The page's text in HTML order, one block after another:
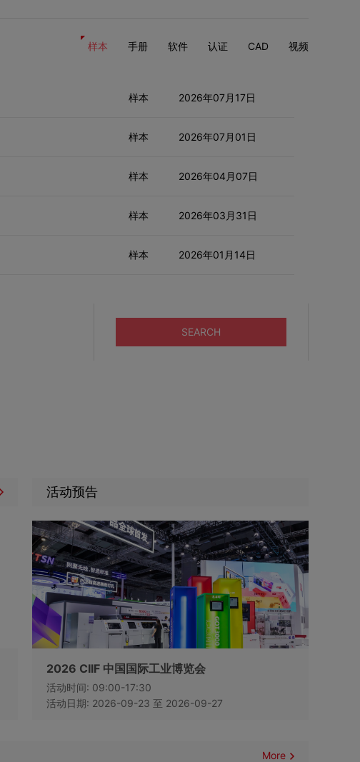
样本 手册 软件 认证 CAD 视频
样本 2026年07月17日
样本 2026年07月01日
样本 2026年04月07日
样本 2026年03月31日
样本 2026年01月14日
SEARCH
活动预告
2026 CIIF 中国国际工业博览会
活动时间: 09:00-17:30
活动日期: 2026-09-23 至 2026-09-27
More